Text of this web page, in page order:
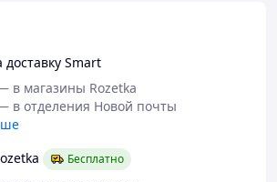
Smart
в магазины Rozetka
в отделения Новой почты
Бесплатно